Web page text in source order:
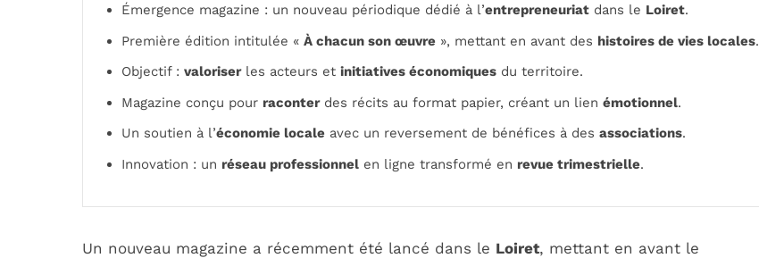
Émergence magazine : un nouveau périodique dédié à l’entrepreneuriat dans le Loiret.
Première édition intitulée « À chacun son œuvre », mettant en avant des histoires de vies locales.
Objectif : valoriserles acteurs et initiatives économiques du territoire.
Magazine conçu pour raconterdes récits au format papier, créant un lien émotionnel.
Un soutien à l’économie locale avec un reversement de bénéfices à des associations.
Innovation : un réseau professionnel en ligne transformé en revue trimestrielle.
Un nouveau magazine a récemment été lancé dans le Loiret, mettant en avant le